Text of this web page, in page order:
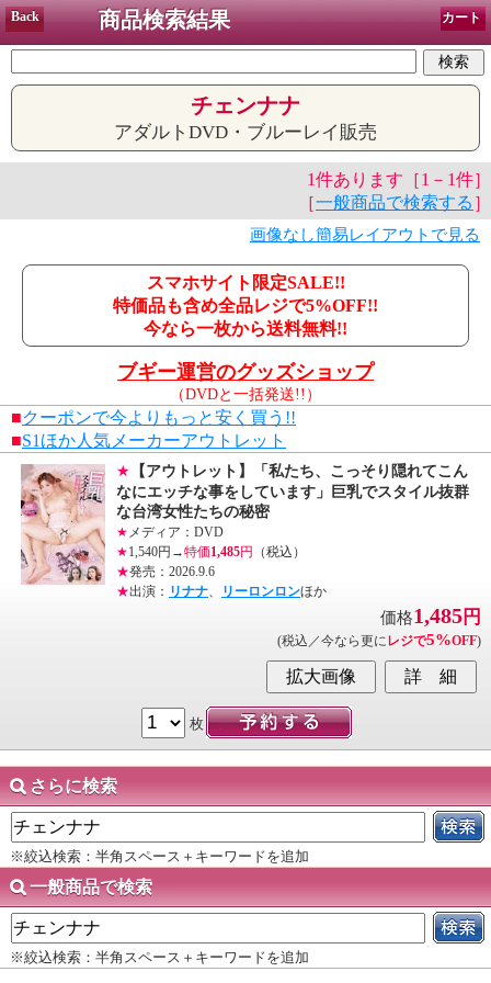
Back 商品検索結果 カート
チェンナナ
アダルトDVD・ブルーレイ販売
1件あります［1－1件］
［一般商品で検索する ］
画像なし簡易レイアウトで見る
スマホサイト限定SALE!!
特価品も含め全品レジで5%OFF!!
今なら一枚から送料無料!!
ブギー運営のグッズショップ
（DVDと一括発送!!）
■クーポンで今よりもっと安く買う!!
■S1ほか人気メーカーアウトレット
★ 【アウトレット】「私たち、こっそり隠れてこん
なにエッチな事をしています」巨乳でスタイル抜群
な台湾女性たちの秘密
★ メディア：DVD
★1,540円→特価1,485円
（税込）
★発売：2026.9.6
★出演： リナナ、 リーロンロンほか
価格1,485円
(税込／今なら更に レジで5%OFF)
枚
さらに検索
※絞込検索：半角スペース＋キーワードを追加
一般商品で検索
※絞込検索：半角スペース＋キーワードを追加